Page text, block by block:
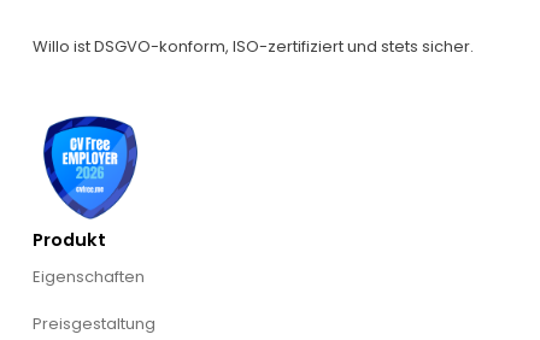
Willo ist DSGVO-konform, ISO-zertifiziert und stets sicher.
Produkt
Eigenschaften
Preisgestaltung